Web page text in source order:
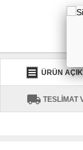
receipt ÜRÜN
local_shipping TESLİMAT